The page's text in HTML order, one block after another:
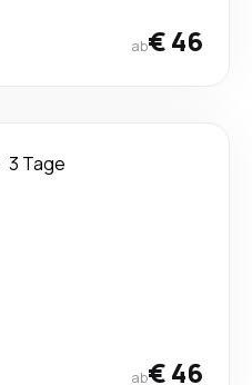
ab€ 46
3 Tage
ab€ 46